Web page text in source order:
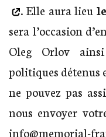
. Elle aura lieu
sera l’occasion
Oleg Orlov ainsi
politiques détenus
ne pouvez pas
nous envoyer
info@memorial-